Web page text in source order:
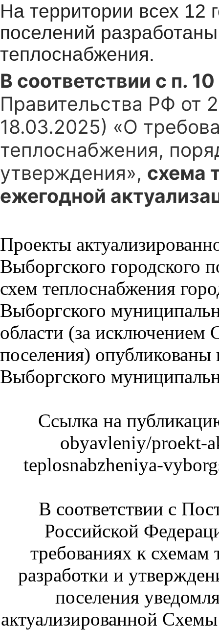
На территории всех 12
поселений
теплоснабжения.
В соответствии с п. 10
Правительства РФ от
18.03.2025) «О
теплоснабжения,
утверждения», схема
ежегодной
Проекты
Выборгского городского
схем теплоснабжения
Выборгского
области (за исключением
поселения)
Выборгского
Ссылка на
obyavleniy/proekt-
teplosnabzheniya-
В соответствии с
Российской
требованиях к
разработки и
поселения
актуализированной